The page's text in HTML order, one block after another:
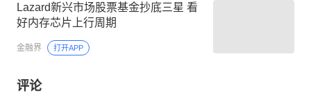
Lazard新兴市场股票基金抄底三星 看
好内存芯片上行周期
金融界 打开APP
评论